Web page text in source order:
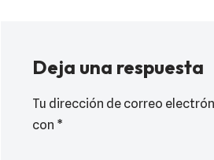
Deja una respuesta
Tu dirección de correo
con *